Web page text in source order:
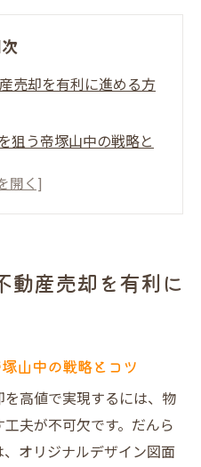
売却を有利に進める方
狙う帝塚山中の戦略と
却の違いを正しく理解
産売却の安心ポイン
く事前準備の重要性を
動産売却を有利に
山中の戦略とコツ
高値で実現するには、物
夫が不可欠です。だんら
オリジナルデザイン図面